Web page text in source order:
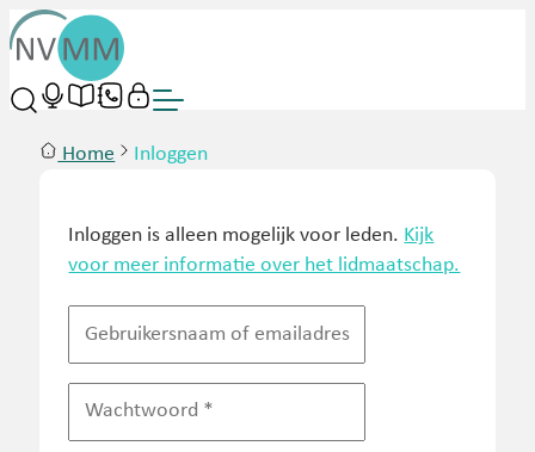
Home Inloggen
Inloggen is alleen mogelijk voor leden. Kijk
voor meer informatie over het lidmaatschap.